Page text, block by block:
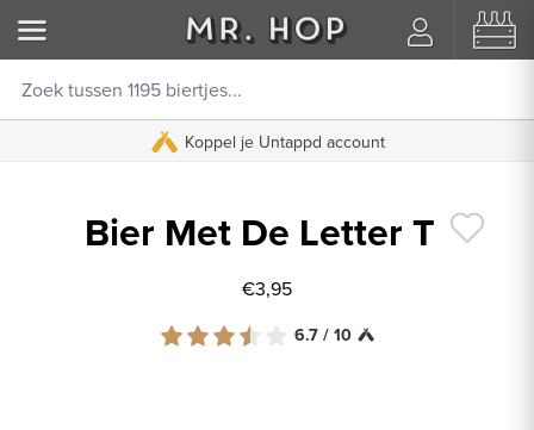
Koppel je Untappd account
Bier Met De Letter T
€3,95
6.7 / 10